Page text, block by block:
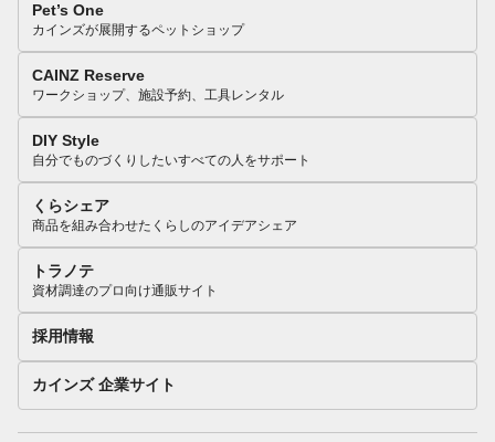
Pet’s One
カインズが展開するペットショップ
CAINZ Reserve
ワークショップ、施設予約、工具レンタル
DIY Style
自分でものづくりしたいすべての人をサポート
くらシェア
商品を組み合わせたくらしのアイデアシェア
トラノテ
資材調達のプロ向け通販サイト
採用情報
カインズ 企業サイト